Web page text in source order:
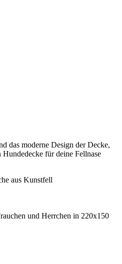
das moderne Design der Decke,
Hundedecke für deine Fellnase
aus Kunstfell
und Herrchen in 220x150